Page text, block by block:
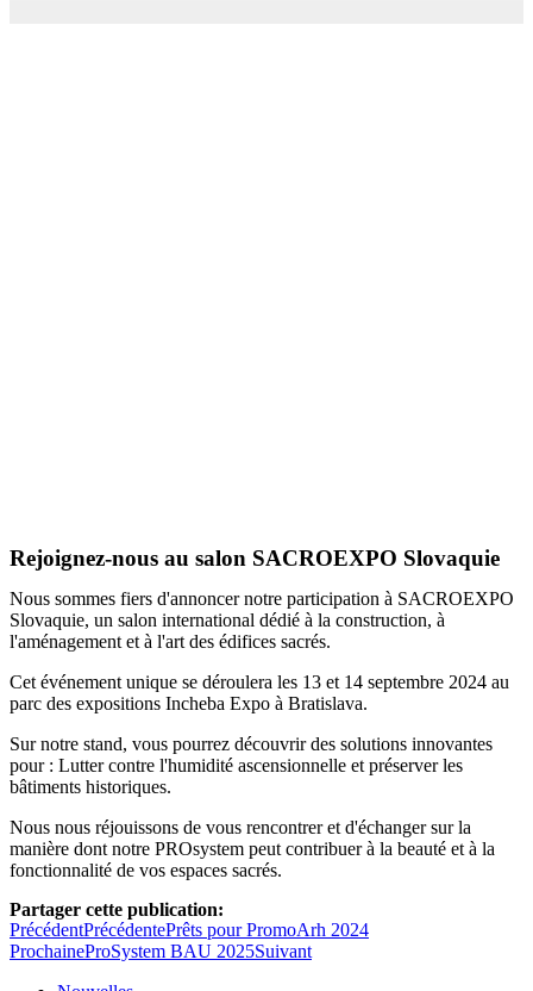
Rejoignez-nous au salon SACROEXPO Slovaquie
Nous sommes fiers d'annoncer notre participation à SACROEXPO
Slovaquie, un salon international dédié à la construction, à
l'aménagement et à l'art des édifices sacrés.
Cet événement unique se déroulera les 13 et 14 septembre 2024 au
parc des expositions Incheba Expo à Bratislava.
Sur notre stand, vous pourrez découvrir des solutions innovantes
pour : Lutter contre l'humidité ascensionnelle et préserver les
bâtiments historiques.
Nous nous réjouissons de vous rencontrer et d'échanger sur la
manière dont notre PROsystem peut contribuer à la beauté et à la
fonctionnalité de vos espaces sacrés.
Partager cette publication:
PrécédentPrécédentePrêts pour PromoArh 2024
ProchaineProSystem BAU 2025Suivant